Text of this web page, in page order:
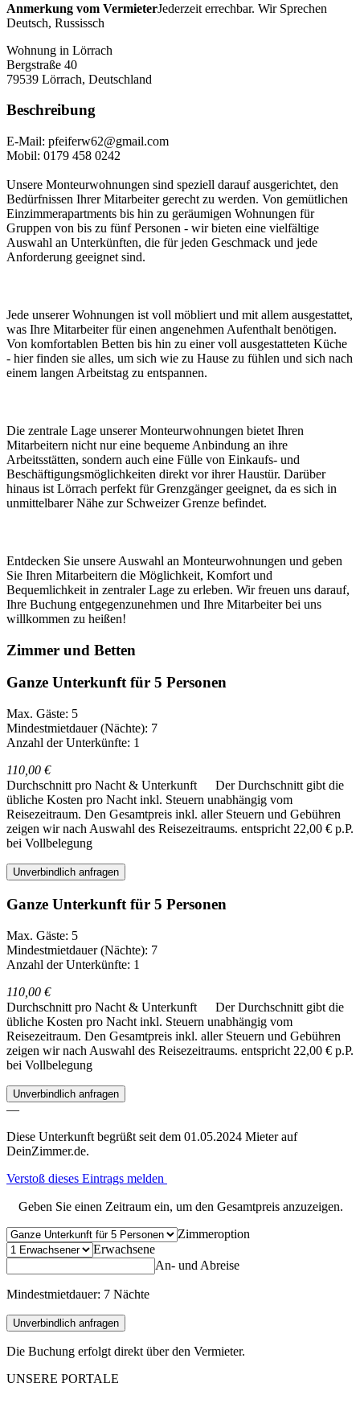
Anmerkung vom VermieterJederzeit errechbar. Wir Sprechen
Deutsch, Russissch
Wohnung in Lörrach
Bergstraße 40
79539 Lörrach, Deutschland
Beschreibung
E-Mail: pfeiferw62@gmail.com
Mobil: 0179 458 0242
Unsere Monteurwohnungen sind speziell darauf ausgerichtet, den
Bedürfnissen Ihrer Mitarbeiter gerecht zu werden. Von gemütlichen
Einzimmerapartments bis hin zu geräumigen Wohnungen für
Gruppen von bis zu fünf Personen - wir bieten eine vielfältige
Auswahl an Unterkünften, die für jeden Geschmack und jede
Anforderung geeignet sind.
Jede unserer Wohnungen ist voll möbliert und mit allem ausgestattet,
was Ihre Mitarbeiter für einen angenehmen Aufenthalt benötigen.
Von komfortablen Betten bis hin zu einer voll ausgestatteten Küche
- hier finden sie alles, um sich wie zu Hause zu fühlen und sich nach
einem langen Arbeitstag zu entspannen.
Die zentrale Lage unserer Monteurwohnungen bietet Ihren
Mitarbeitern nicht nur eine bequeme Anbindung an ihre
Arbeitsstätten, sondern auch eine Fülle von Einkaufs- und
Beschäftigungsmöglichkeiten direkt vor ihrer Haustür. Darüber
hinaus ist Lörrach perfekt für Grenzgänger geeignet, da es sich in
unmittelbarer Nähe zur Schweizer Grenze befindet.
Entdecken Sie unsere Auswahl an Monteurwohnungen und geben
Sie Ihren Mitarbeitern die Möglichkeit, Komfort und
Bequemlichkeit in zentraler Lage zu erleben. Wir freuen uns darauf,
Ihre Buchung entgegenzunehmen und Ihre Mitarbeiter bei uns
willkommen zu heißen!
Zimmer und Betten
Ganze Unterkunft für 5 Personen
Max. Gäste: 5
Mindestmietdauer (Nächte): 7
Anzahl der Unterkünfte: 1
110,00 €
Durchschnitt pro Nacht & Unterkunft
Der Durchschnitt gibt die
übliche Kosten pro Nacht inkl. Steuern unabhängig vom
Reisezeitraum. Den Gesamtpreis inkl. aller Steuern und Gebühren
zeigen wir nach Auswahl des Reisezeitraums. entspricht 22,00 € p.P.
bei Vollbelegung
Unverbindlich anfragen
Ganze Unterkunft für 5 Personen
Max. Gäste: 5
Mindestmietdauer (Nächte): 7
Anzahl der Unterkünfte: 1
110,00 €
Durchschnitt pro Nacht & Unterkunft
Der Durchschnitt gibt die
übliche Kosten pro Nacht inkl. Steuern unabhängig vom
Reisezeitraum. Den Gesamtpreis inkl. aller Steuern und Gebühren
zeigen wir nach Auswahl des Reisezeitraums. entspricht 22,00 € p.P.
bei Vollbelegung
Unverbindlich anfragen
—
Diese Unterkunft begrüßt seit dem 01.05.2024 Mieter auf
DeinZimmer.de.
Verstoß dieses Eintrags melden
Geben Sie einen Zeitraum ein, um den Gesamtpreis anzuzeigen.
Zimmeroption
Erwachsene
An- und Abreise
Mindestmietdauer: 7 Nächte
Unverbindlich anfragen
Die Buchung erfolgt direkt über den Vermieter.
UNSERE PORTALE